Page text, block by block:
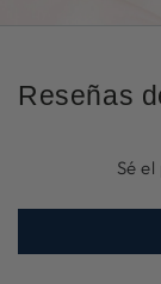
Reseñas
Sé